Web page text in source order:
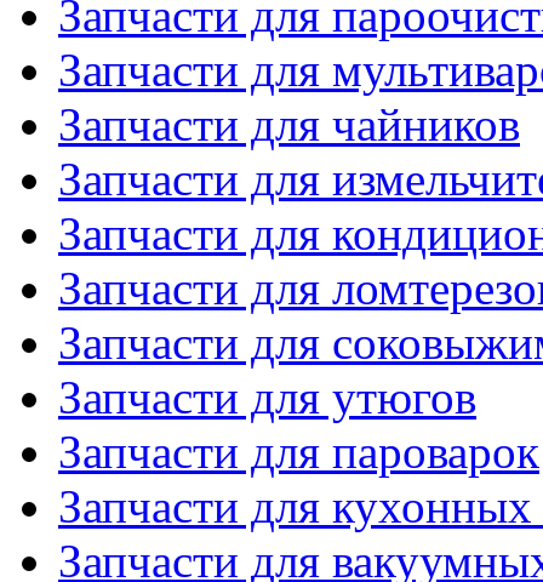
Запчасти для
Запчасти для
Запчасти для чайников
Запчасти для
Запчасти для
Запчасти для
Запчасти для
Запчасти для утюгов
Запчасти для пароварок
Запчасти для
Запчасти для